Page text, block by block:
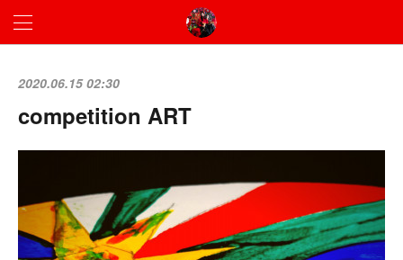
2020.06.15 02:30
competition ART